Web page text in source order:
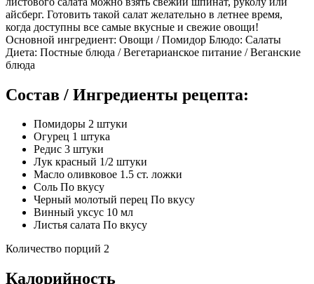
айсберг. Готовить такой салат желательно в летнее время,
когда доступны все самые вкусные и свежие овощи!
Основной ингредиент: Овощи / Помидор Блюдо: Салаты
Диета: Постные блюда / Вегетарианское питание / Веганские
блюда
Состав / Ингредиенты рецепта:
Помидоры 2 штуки
Огурец 1 штука
Редис 3 штуки
Лук красный 1/2 штуки
Масло оливковое 1.5 ст. ложки
Соль По вкусу
Черный молотый перец По вкусу
Винный уксус 10 мл
Листья салата По вкусу
Количество порций 2
Калорийность